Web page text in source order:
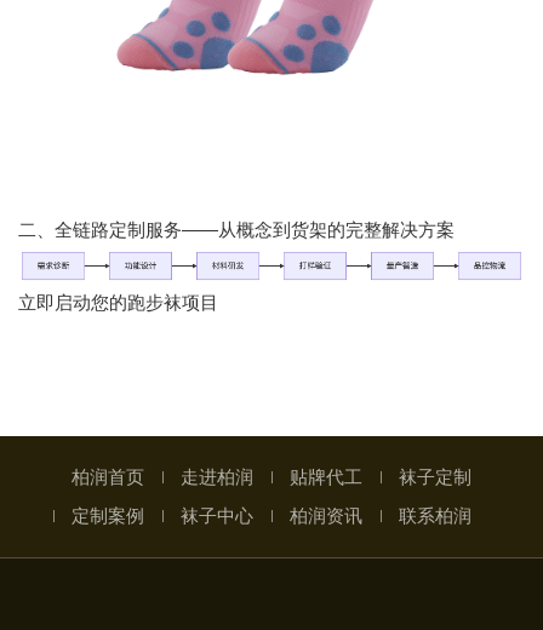
二、全链路定制服务——从概念到货架的完整解决方案
立即启动您的跑步袜项目
柏润首页 走进柏润 贴牌代工
袜子定制
定制案例
袜子中心 柏润资讯 联系柏润